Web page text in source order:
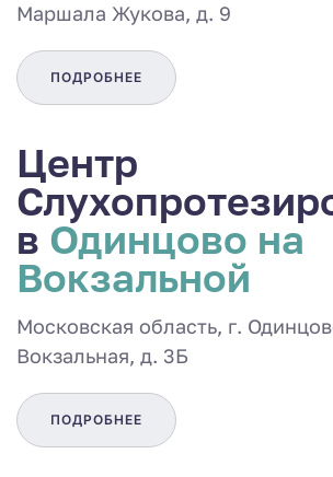
Маршала Жукова, д. 9
ПОДРОБНЕЕ
Центр
в Одинцово на
Вокзальной
Московская область, г.
Вокзальная, д. 3Б
ПОДРОБНЕЕ